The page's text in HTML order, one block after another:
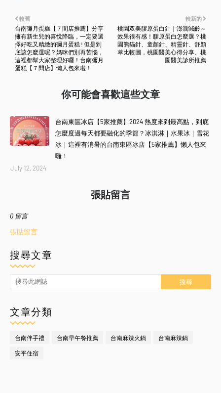
較新的
桃園双美膠原蛋白針｜澎潤減齡～
效果很有感！膠原蛋白怎麼選？桃
園熊貓針、童顏針、精靈針、舒顏
萃比較圖，桃園醫美心得分享、桃
園醫美診所推薦
較舊
台南彌月蛋糕【７間店推薦】分享
擁有新生兒的喜悅降臨，一定要選
擇好吃又精緻的彌月蛋糕 ! 但是到
底該怎麼選呢？媽咪們別再苦惱，
這裡都幫大家整理好囉！台南彌月
蛋糕【７間店】懶人包來啦！
你可能會喜歡這些文章
台南東區冰店【5家推薦】2024 熱度來到最高點，到底
怎麼度過每天都要融化的季節？冰淇淋｜水果冰｜雪花
冰｜這裡有消暑的台南東區冰店【5家推薦】懶人包來
囉！
July 12, 2024
張貼留言
0 留言
張貼留言
搜尋文章
文章分類
台南伴手禮 台南早午餐推薦 台南麻辣火鍋 台南麻辣鍋
安平住宿